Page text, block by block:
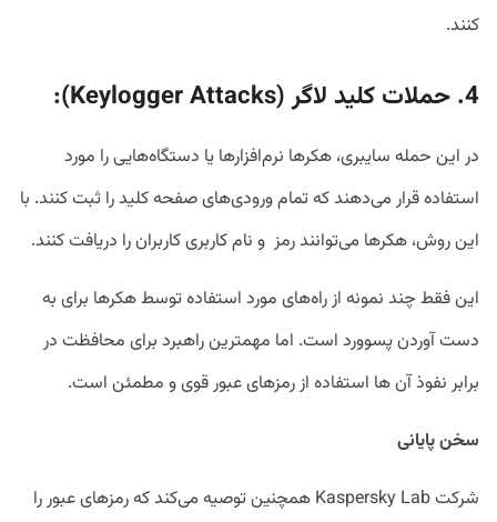
کنند.
4. حملات کلید لاگر ( Keylogger Attacks
):
در این حمله سایبری، هکرها نرم‌افزارها یا دستگاه‌هایی را مورد
استفاده قرار می‌دهند که تمام ورودی‌های صفحه کلید را ثبت کنند. با
این روش، هکرها می‌توانند رمز و نام کاربری کاربران را دریافت کنند.
این فقط چند نمونه از راه‌های مورد استفاده توسط هکرها برای به
دست آوردن پسوورد است. اما مهمترین راهبرد برای محافظت در
برابر نفوذ آن ها استفاده از رمزهای عبور قوی و مطمئن است.
سخن پایانی
شرکت Kaspersky Lab همچنین توصیه می‌کند که رمزهای عبور را